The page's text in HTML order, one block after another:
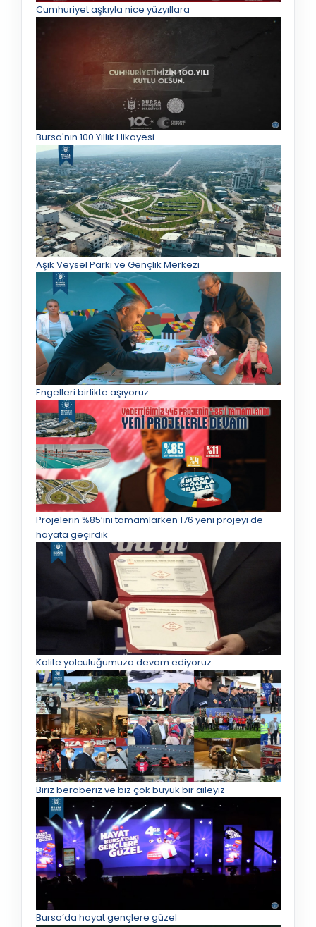
Cumhuriyet aşkıyla nice yüzyıllara
Bursa'nın 100 Yıllık Hikayesi
Aşık Veysel Parkı ve Gençlik Merkezi
Engelleri birlikte aşıyoruz
Projelerin %85’ini tamamlarken 176 yeni projeyi de
hayata geçirdik
Kalite yolculuğumuza devam ediyoruz
Biriz beraberiz ve biz çok büyük bir aileyiz
Bursa’da hayat gençlere güzel